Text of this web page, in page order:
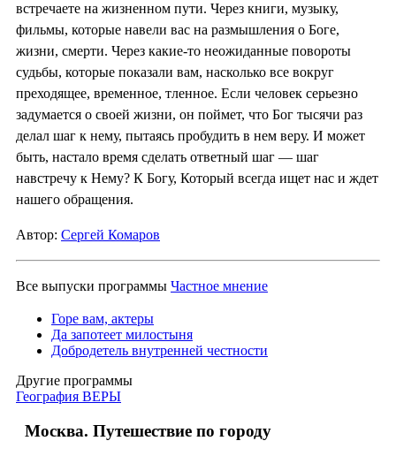
встречаете на жизненном пути. Через книги, музыку,
фильмы, которые навели вас на размышления о Боге,
жизни, смерти. Через какие-то неожиданные повороты
судьбы, которые показали вам, насколько все вокруг
преходящее, временное, тленное. Если человек серьезно
задумается о своей жизни, он поймет, что Бог тысячи раз
делал шаг к нему, пытаясь пробудить в нем веру. И может
быть, настало время сделать ответный шаг — шаг
навстречу к Нему? К Богу, Который всегда ищет нас и ждет
нашего обращения.
Автор: Сергей Комаров
Все выпуски программы Частное мнение
Горе вам, актеры
Да запотеет милостыня
Добродетель внутренней честности
Другие программы
География ВЕРЫ
Москва. Путешествие по городу